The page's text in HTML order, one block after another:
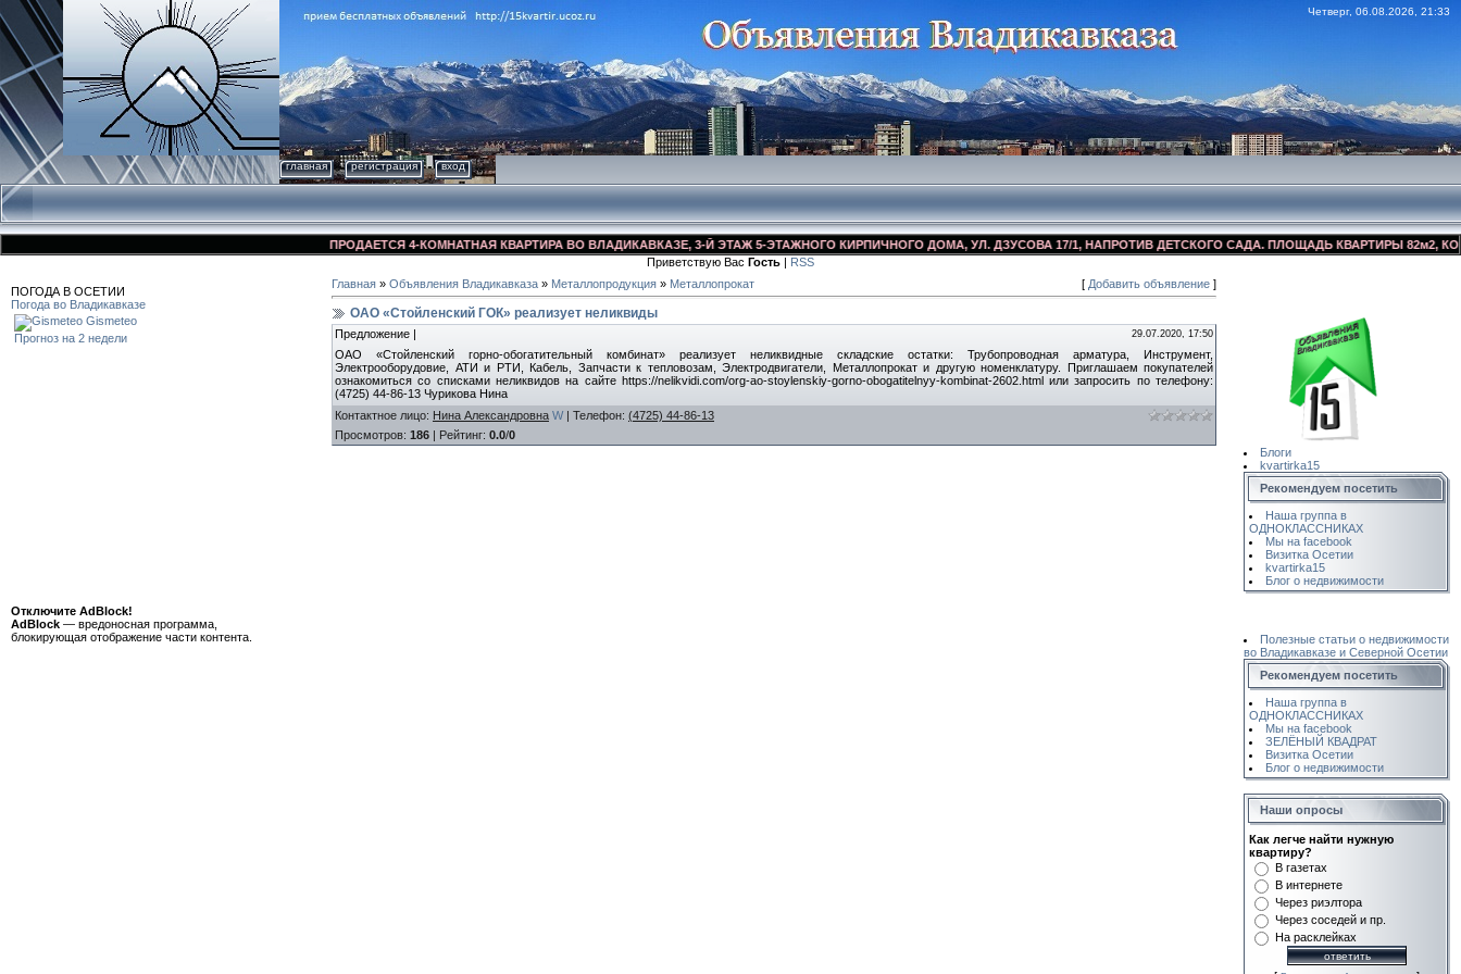
Четверг, 06.08.2026, 21:33
главная регистрация вход
ПРОДАЕТСЯ 4-КОМНАТНАЯ КВАРТИРА ВО ВЛАДИКАВКАЗЕ, 3-Й ЭТАЖ 5-ЭТАЖНОГО КИРПИЧНОГО ДОМА, УЛ. ДЗУСОВА 17/1, НАПРОТИВ ДЕТСКОГО САДА. ПЛОЩАДЬ КВАРТИРЫ 82м2,
Приветствую Вас Гость | RSS
ПОГОДА В ОСЕТИИ
Погода во Владикавказе
Gismeteo
Прогноз на 2 недели
Отключите AdBlock!
AdBlock — вредоносная программа,
блокирующая отображение части контента.
Главная » Объявления Владикавказа » Металлопродукция » Металлопрокат [ Добавить объявление ]
ОАО «Стойленский ГОК» реализует неликвиды
Предложение | 29.07.2020, 17:50
ОАО «Стойленский горно-обогатительный комбинат» реализует неликвидные складские остатки: Трубопроводная арматура, Инструмент,
Электрооборудовие, АТИ и РТИ, Кабель, Запчасти к тепловозам, Электродвигатели, Металлопрокат и другую номенклатуру. Приглашаем покупателей
ознакомиться со списками неликвидов на сайте https://nelikvidi.com/org-ao-stoylenskiy-gorno-obogatitelnyy-kombinat-2602.html или запросить по телефону:
(4725) 44-86-13 Чурикова Нина
Контактное лицо: Нина Александровна W | Телефон: (4725) 44-86-13
Просмотров: 186 | Рейтинг: 0.0/0
Блоги
kvartirka15
Рекомендуем посетить
Наша группа в
ОДНОКЛАССНИКАХ
Мы на facebook
Визитка Осетии
kvartirka15
Блог о недвижимости
Полезные статьи о недвижимости
во Владикавказе и Северной Осетии
Рекомендуем посетить
Наша группа в
ОДНОКЛАССНИКАХ
Мы на facebook
ЗЕЛЁНЫЙ КВАДРАТ
Визитка Осетии
Блог о недвижимости
Наши опросы
Как легче найти нужную
квартиру?
В газетах
В интернете
Через риэлтора
Через соседей и пр.
На расклейках